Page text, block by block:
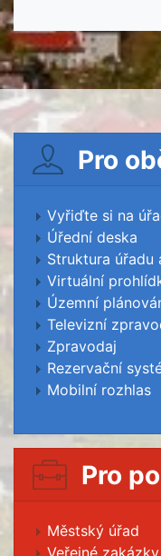
Pro
Vyřiďte si na
Úřední deska
Struktura úřadu
Virtuální
Územní
Televizní
Zpravodaj
Rezervační
Mobilní rozhlas
Pro
Městský úřad